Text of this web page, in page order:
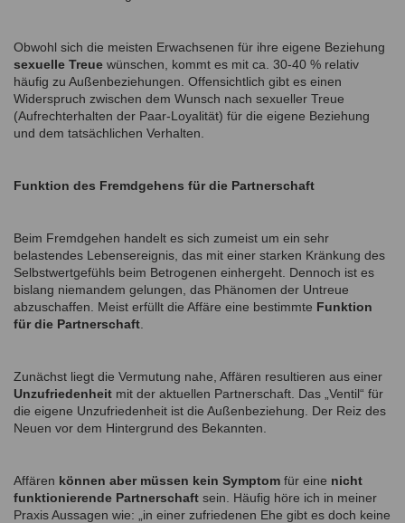
Obwohl sich die meisten Erwachsenen für ihre eigene Beziehung
sexuelle Treue wünschen, kommt es mit ca. 30-40 % relativ
häufig zu Außenbeziehungen. Offensichtlich gibt es einen
Widerspruch zwischen dem Wunsch nach sexueller Treue
(Aufrechterhalten der Paar-Loyalität) für die eigene Beziehung
und dem tatsächlichen Verhalten.
Funktion des Fremdgehens für die Partnerschaft
Beim Fremdgehen handelt es sich zumeist um ein sehr
belastendes Lebensereignis, das mit einer starken Kränkung des
Selbstwertgefühls beim Betrogenen einhergeht. Dennoch ist es
bislang niemandem gelungen, das Phänomen der Untreue
abzuschaffen. Meist erfüllt die Affäre eine bestimmte Funktion
für die Partnerschaft
Zunächst liegt die Vermutung nahe, Affären resultieren aus einer
Unzufriedenheit mit der aktuellen Partnerschaft. Das „Ventil“ für
die eigene Unzufriedenheit ist die Außenbeziehung. Der Reiz des
Neuen vor dem Hintergrund des Bekannten.
Affären können aber müssen kein Symptom für eine nicht
funktionierende Partnerschaft sein. Häufig höre ich in meiner
Praxis Aussagen wie: „in einer zufriedenen Ehe gibt es doch keine